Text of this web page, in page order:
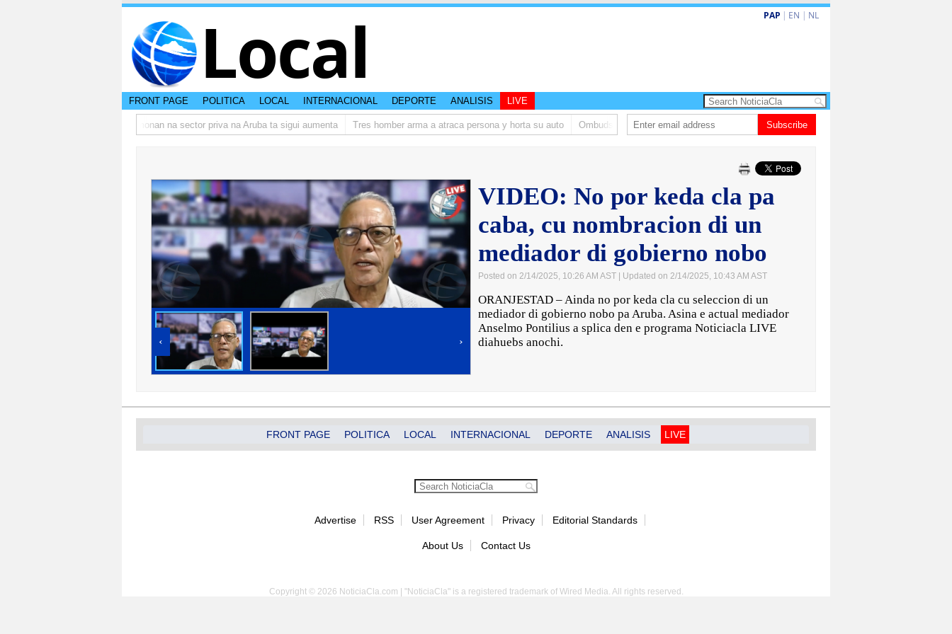
Local PAP | EN | NL
FRONT PAGE POLITICA LOCAL INTERNACIONAL DEPORTE ANALISIS LIVE
Prestamonan na sector priva na Aruba ta sigui aumenta Tres homber arma a atraca persona y horta su auto Ombudsman ta bishita barionan pa atende kehonan di ciudadano
Subscribe
‹ ›
VIDEO: No por keda cla pa
caba, cu nombracion di un
mediador di gobierno nobo
Posted on 2/14/2025, 10:26 AM AST | Updated on 2/14/2025, 10:43 AM AST
ORANJESTAD – Ainda no por keda cla cu seleccion di un
mediador di gobierno nobo pa Aruba. Asina e actual mediador
Anselmo Pontilius a splica den e programa Noticiacla LIVE
diahuebs anochi.
FRONT PAGE POLITICA LOCAL INTERNACIONAL DEPORTE ANALISIS LIVE
Advertise RSS User Agreement Privacy Editorial Standards
About Us Contact Us
Copyright © 2026 NoticiaCla.com | "NoticiaCla" is a registered trademark of Wired Media. All rights reserved.